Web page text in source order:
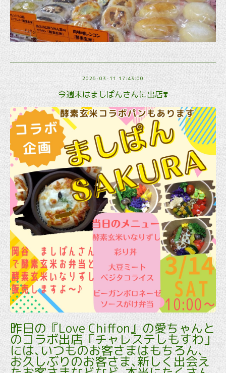
2026-03-11 17:43:00
今週末はましぱんさんに出店❣️
昨日の『Love Chiffon』の愛ちゃんと
のコラボ出店「チャレステしもすわ」
には､いつものお客さまはもちろん、
お久しぶりのお客さま､新しく出会え